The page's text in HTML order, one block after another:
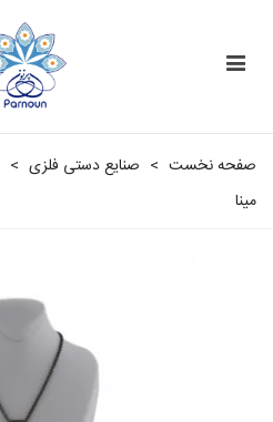
صفحه نخست > صنایع دستی فلزی >
مینا